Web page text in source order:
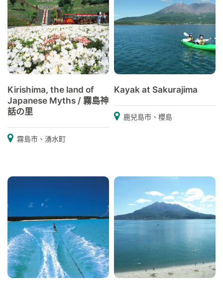
Kirishima, the land of
Japanese Myths / 霧島神
話の里
霧島市、湧水町
Kayak at Sakurajima
鹿兒島市、櫻島